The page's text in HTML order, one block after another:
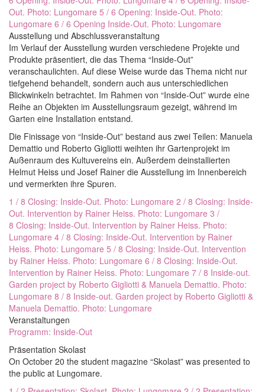
Out. Photo: Lungomare 5 / 6 Opening: Inside-Out. Photo:
Lungomare 6 / 6 Opening Inside-Out. Photo: Lungomare
Ausstellung und Abschlussveranstaltung
Im Verlauf der Ausstellung wurden verschiedene Projekte und
Produkte präsentiert, die das Thema “Inside-Out”
veranschaulichten. Auf diese Weise wurde das Thema nicht nur
tiefgehend behandelt, sondern auch aus unterschiedlichen
Blickwinkeln betrachtet. Im Rahmen von “Inside-Out” wurde eine
Reihe an Objekten im Ausstellungsraum gezeigt, während im
Garten eine Installation entstand.
Die Finissage von “Inside-Out” bestand aus zwei Teilen: Manuela
Demattio und Roberto Gigliotti weihten ihr Gartenprojekt im
Außenraum des Kultuvereins ein. Außerdem deinstallierten
Helmut Heiss und Josef Rainer die Ausstellung im Innenbereich
und vermerkten ihre Spuren.
1 / 8 Closing: Inside-Out. Photo: Lungomare 2 / 8 Closing: Inside-
Out. Intervention by Rainer Heiss. Photo: Lungomare 3 /
8 Closing: Inside-Out. Intervention by Rainer Heiss. Photo:
Lungomare 4 / 8 Closing: Inside-Out. Intervention by Rainer
Heiss. Photo: Lungomare 5 / 8 Closing: Inside-Out. Intervention
by Rainer Heiss. Photo: Lungomare 6 / 8 Closing: Inside-Out.
Intervention by Rainer Heiss. Photo: Lungomare 7 / 8 Inside-out.
Garden project by Roberto Gigliotti & Manuela Demattio. Photo:
Lungomare 8 / 8 Inside-out. Garden project by Roberto Gigliotti &
Manuela Demattio. Photo: Lungomare
Veranstaltungen
Programm: Inside-Out
Präsentation Skolast
On October 20 the student magazine “Skolast” was presented to
the public at Lungomare.